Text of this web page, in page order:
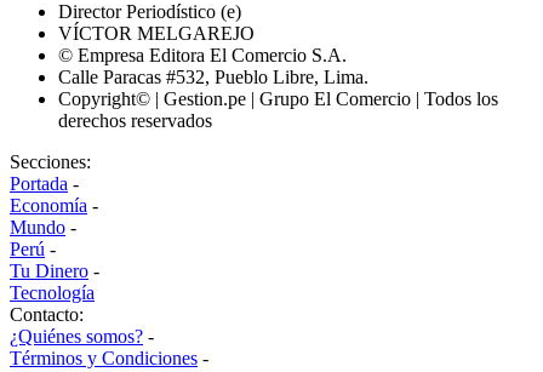
Director Periodístico (e)
VÍCTOR MELGAREJO
© Empresa Editora El Comercio S.A.
Calle Paracas #532, Pueblo Libre, Lima.
Copyright© | Gestion.pe | Grupo El Comercio | Todos los
derechos reservados
Secciones:
Portada -
Economía -
Mundo -
Perú -
Tu Dinero -
Tecnología
Contacto:
¿Quiénes somos? -
Términos y Condiciones -